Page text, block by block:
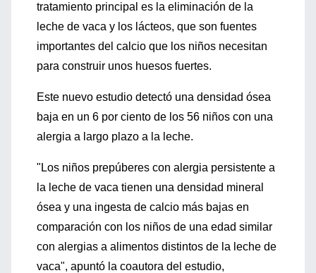
tratamiento principal es la eliminación de la
leche de vaca y los lácteos, que son fuentes
importantes del calcio que los niños necesitan
para construir unos huesos fuertes.
Este nuevo estudio detectó una densidad ósea
baja en un 6 por ciento de los 56 niños con una
alergia a largo plazo a la leche.
"Los niños prepúberes con alergia persistente a
la leche de vaca tienen una densidad mineral
ósea y una ingesta de calcio más bajas en
comparación con los niños de una edad similar
con alergias a alimentos distintos de la leche de
vaca", apuntó la coautora del estudio,